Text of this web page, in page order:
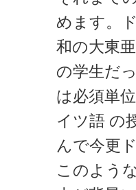
めます。
和の大東
の学生だ
は必須単
イツ語 の
んで今更
このよう